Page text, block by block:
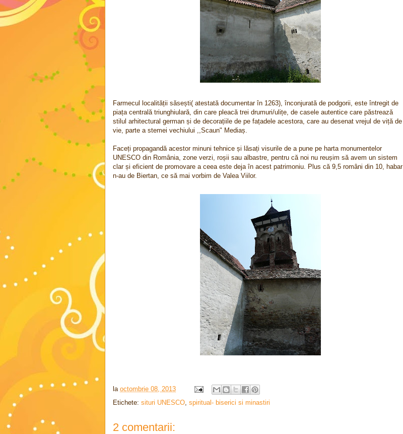
Farmecul localității săsești( atestată documentar în 1263), înconjurată de podgorii, este întregit de
piața centrală triunghiulară, din care pleacă trei drumuri/ulițe, de casele autentice care păstrează
stilul arhitectural german și de decorațiile de pe fațadele acestora, care au desenat vrejul de viță de
vie, parte a stemei vechiului ,,Scaun" Mediaș.
Faceți propagandă acestor minuni tehnice și lăsați visurile de a pune pe harta monumentelor
UNESCO din România, zone verzi, roșii sau albastre, pentru că noi nu reușim să avem un sistem
clar și eficient de promovare a ceea este deja în acest patrimoniu. Plus că 9,5 români din 10, habar
n-au de Biertan, ce să mai vorbim de Valea Viilor.
la octombrie 08, 2013
Etichete: situri UNESCO, spiritual- biserici si minastiri
2 comentarii: